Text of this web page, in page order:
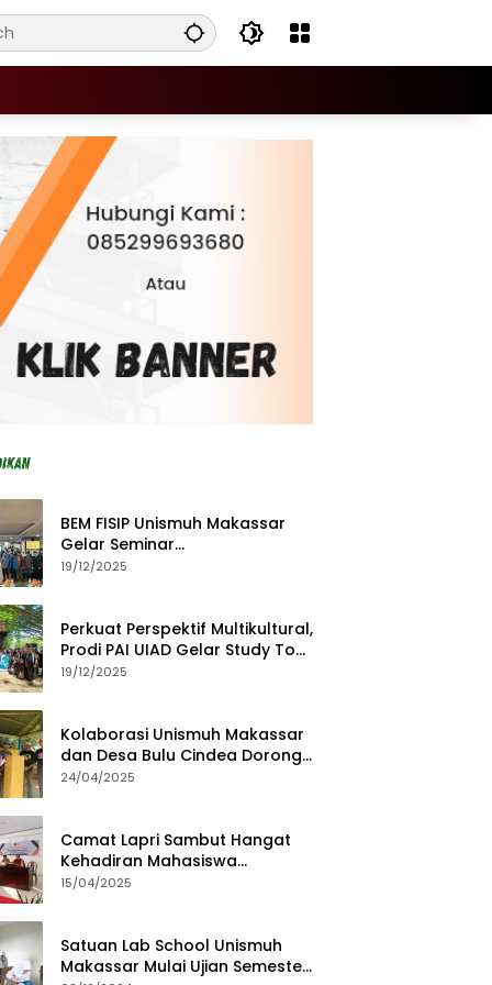
BEM FISIP Unismuh Makassar
Gelar Seminar
Keperempuanan, Bahas
19/12/2025
Perkuat Perspektif Multikultural,
Prodi PAI UIAD Gelar Study Tour
ke Kajang
19/12/2025
Kolaborasi Unismuh Makassar
dan Desa Bulu Cindea Dorong
Sentra Garam Industri
24/04/2025
Camat Lapri Sambut Hangat
Kehadiran Mahasiswa
PoltekMu
15/04/2025
Satuan Lab School Unismuh
Makassar Mulai Ujian Semester,